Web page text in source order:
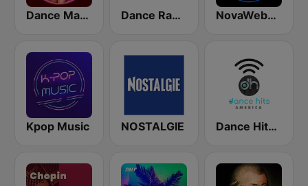
Dance Machine Dance Radio NovaWebMix
Kpop Music NOSTALGIE Dance Hits America